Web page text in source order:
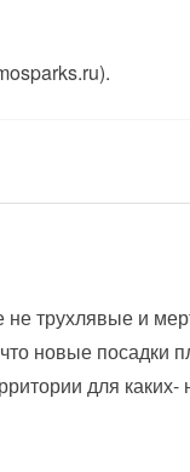
не трухлявые и
новые посадки
для каких-